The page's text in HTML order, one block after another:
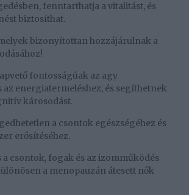
fenntarthatja a vitalitást, és
biztosíthat.
bizonyítottan hozzájárulnak a
fontosságúak az agy
az energiatermeléshez, és segíthetnek
károsodást.
a csontok egészségéhez és
erősítéséhez.
a csontok, fogak és az izomműködés
a menopauzán átesett nők